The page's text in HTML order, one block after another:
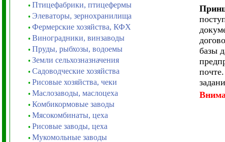
• Птицефабрики, птицефермы
• Элеваторы, зернохранилища
• Фермерские хозяйства, КФХ
• Виноградники, винзаводы
• Пруды, рыбхозы, водоемы
• Земли сельхозназначения
• Садоводческие хозяйства
• Рисовые хозяйства, чеки
• Маслозаводы, маслоцеха
• Комбикормовые заводы
• Мясокомбинаты, цеха
• Рисовые заводы, цеха
• Мукомольные заводы
базы